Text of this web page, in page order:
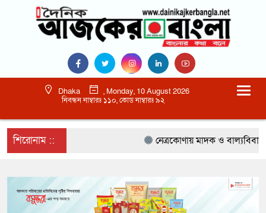
Dhaka
, Monday, 10 August 2026
নিবন্ধন নাম্বারঃ ১১০, কোড নাম্বারঃ ৯২
শিরোনাম :: নেত্রকোণায় মাদক ও বাল্যবিবাহ কে